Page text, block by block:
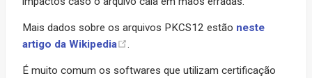
Mais dados sobre os arquivos PKCS12 estão neste
artigo da Wikipedia
.
É muito comum os softwares que utilizam certificação